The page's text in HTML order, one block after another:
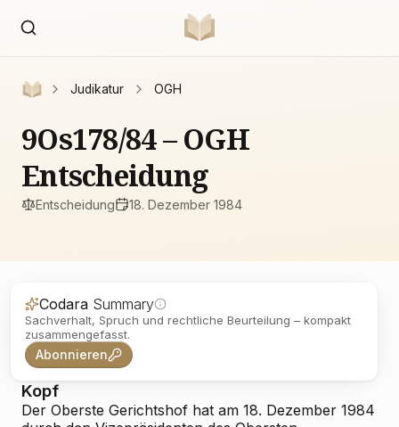
Judikatur OGH
9Os178/84 – OGH
Entscheidung
Entscheidung 18. Dezember 1984
Codara Summary
Sachverhalt, Spruch und rechtliche Beurteilung – kompakt
zusammengefasst.
Abonnieren
Kopf
Der Oberste Gerichtshof hat am 18. Dezember 1984